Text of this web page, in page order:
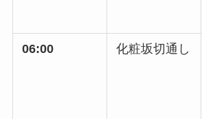
06:00 化粧坂切通し